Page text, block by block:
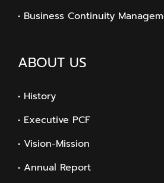
• Business Continuity
ABOUT US
• History
• Executive PCF
• Vision-Mission
• Annual Report